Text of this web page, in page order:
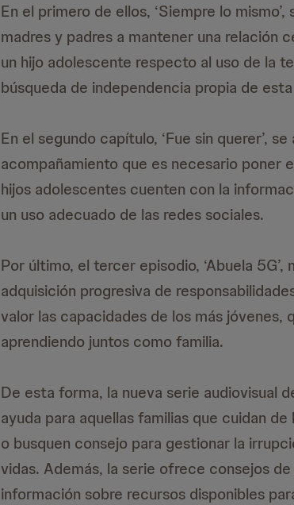
En el primero de ellos, ‘Siempre lo
madres y padres a mantener una relación
un hijo adolescente respecto al uso de la
búsqueda de independencia propia de
En el segundo capítulo, ‘Fue sin querer’,
acompañamiento que es necesario poner
hijos adolescentes cuenten con la
un uso adecuado de las redes sociales.
Por último, el tercer episodio, ‘Abuela
adquisición progresiva de
valor las capacidades de los más
aprendiendo juntos como familia.
De esta forma, la nueva serie audiovisual
ayuda para aquellas familias que cuidan
o busquen consejo para gestionar la
vidas. Además, la serie ofrece consejos
información sobre recursos disponibles